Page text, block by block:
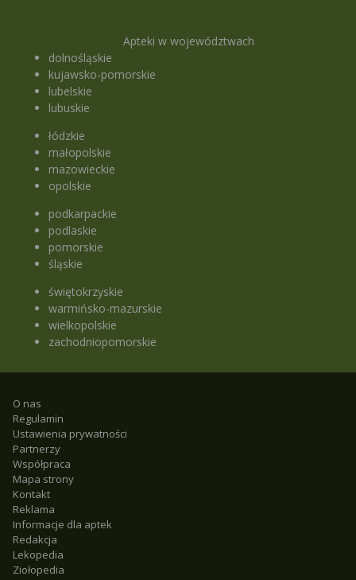
Apteki w województwach
dolnośląskie
kujawsko-pomorskie
lubelskie
lubuskie
łódzkie
małopolskie
mazowieckie
opolskie
podkarpackie
podlaskie
pomorskie
śląskie
świętokrzyskie
warmińsko-mazurskie
wielkopolskie
zachodniopomorskie
O nas
Regulamin
Ustawienia prywatności
Partnerzy
Współpraca
Mapa strony
Kontakt
Reklama
Informacje dla aptek
Redakcja
Lekopedia
Ziołopedia